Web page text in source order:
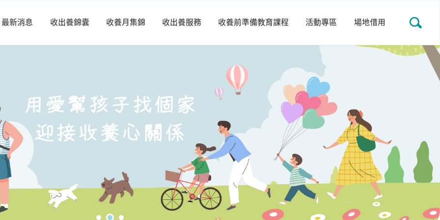
最新消息 收出養錦囊 收養月集錦 收出養服務 收養前準備教育課程 活動專區 場地借用